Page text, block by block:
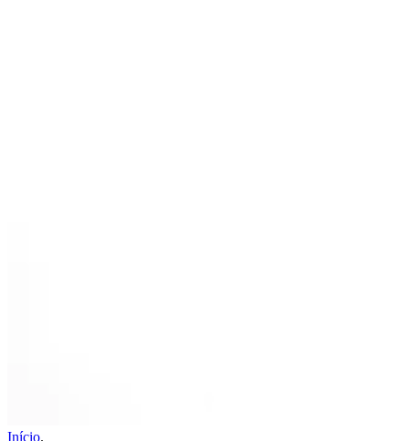
Início.